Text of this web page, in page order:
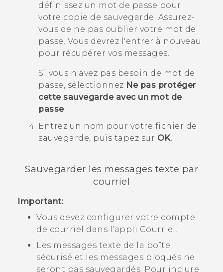
définissez un mot de passe pour
votre copie de sauvegarde. Assurez-
vous de ne pas oublier votre mot de
passe. Vous devrez l'entrer à nouveau
pour récupérer vos messages.
Si vous n'avez pas besoin de mot de
passe, sélectionnez Ne pas protéger
cette sauvegarde avec un mot de
passe.
Entrez un nom pour votre fichier de
sauvegarde, puis tapez sur OK.
Sauvegarder les messages texte par
courriel
Important:
Vous devez configurer votre compte
de courriel dans l'appli Courriel .
Les messages texte de la boîte
sécurisé et les messages bloqués ne
seront pas sauvegardés. Pour inclure